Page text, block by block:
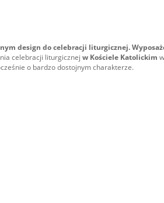
design do celebracji liturgicznej.
celebracji liturgicznej w Kościele Katolickim
o bardzo dostojnym charakterze.